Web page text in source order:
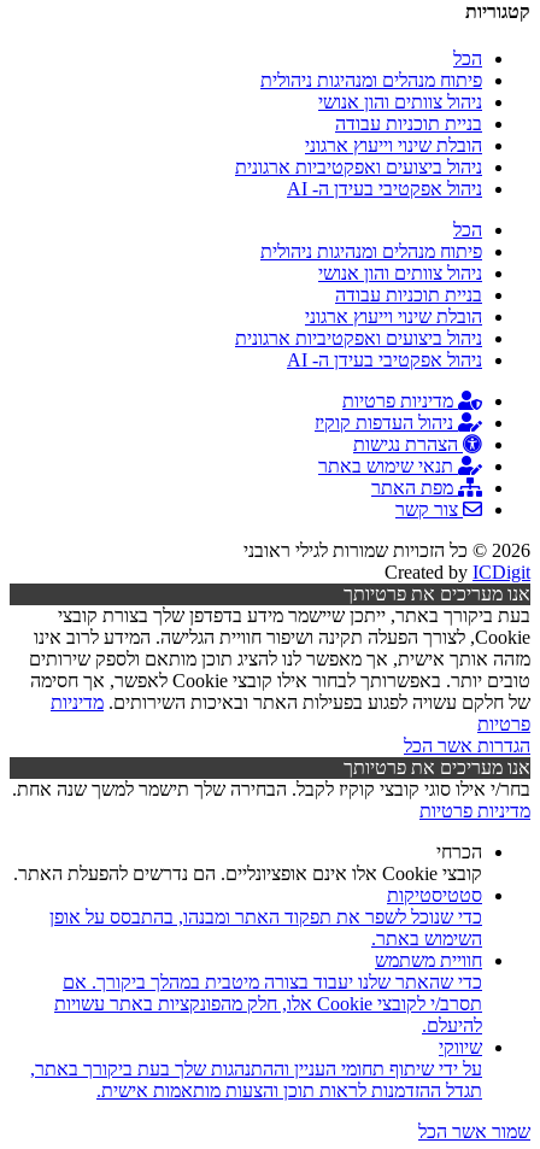
קטגוריות
הכל
פיתוח מנהלים ומנהיגות ניהולית
ניהול צוותים והון אנושי
בניית תוכניות עבודה
הובלת שינוי וייעוץ ארגוני
ניהול ביצועים ואפקטיביות ארגונית
ניהול אפקטיבי בעידן ה- AI
הכל
פיתוח מנהלים ומנהיגות ניהולית
ניהול צוותים והון אנושי
בניית תוכניות עבודה
הובלת שינוי וייעוץ ארגוני
ניהול ביצועים ואפקטיביות ארגונית
ניהול אפקטיבי בעידן ה- AI
מדיניות פרטיות
ניהול העדפות קוקיז
הצהרת נגישות
תנאי שימוש באתר
מפת האתר
צור קשר
2026 © כל הזכויות שמורות לגילי ראובני
Created by ICDigit
אנו מעריכים את פרטיותך
בעת ביקורך באתר, ייתכן שיישמר מידע בדפדפן שלך בצורת קובצי
Cookie, לצורך הפעלה תקינה ושיפור חוויית הגלישה. המידע לרוב אינו
מזהה אותך אישית, אך מאפשר לנו להציג תוכן מותאם ולספק שירותים
טובים יותר. באפשרותך לבחור אילו קובצי Cookie לאפשר, אך חסימה
של חלקם עשויה לפגוע בפעילות האתר ובאיכות השירותים. מדיניות
פרטיות
הגדרות אשר הכל
אנו מעריכים את פרטיותך
בחר/י אילו סוגי קובצי קוקיז לקבל. הבחירה שלך תישמר למשך שנה אחת.
מדיניות פרטיות
הכרחי
קובצי Cookie אלו אינם אופציונליים. הם נדרשים להפעלת האתר.
סטטיסטיקות
כדי שנוכל לשפר את תפקוד האתר ומבנהו, בהתבסס על אופן
השימוש באתר.
חוויית משתמש
כדי שהאתר שלנו יעבוד בצורה מיטבית במהלך ביקורך. אם
תסרב/י לקובצי Cookie אלו, חלק מהפונקציות באתר עשויות
להיעלם.
שיווקי
על ידי שיתוף תחומי העניין וההתנהגות שלך בעת ביקורך באתר,
תגדל ההזדמנות לראות תוכן והצעות מותאמות אישית.
שמור אשר הכל